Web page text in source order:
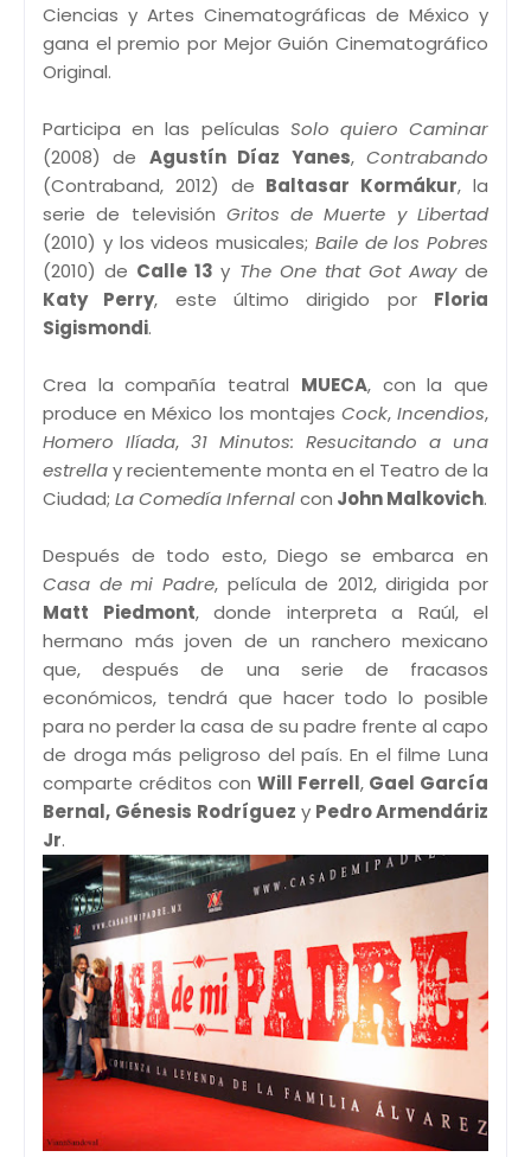
Ciencias y Artes Cinematográficas de México y
gana el premio por Mejor Guión Cinematográfico
Original.
Participa en las películas Solo quiero Caminar
(2008) de Agustín Díaz Yanes,Contrabando
(Contraband, 2012) de Baltasar Kormákur, la
serie de televisión Gritos de Muerte y Libertad
(2010) y los videos musicales; Baile de los Pobres
(2010) de Calle 13y The One that Got Awayde
Katy Perry, este último dirigido por Floria
Sigismondi.
Crea la compañía teatral MUECA, con la que
produce en México los montajes Cock,Incendios,
Homero Ilíada, 31 Minutos: Resucitando a una
estrellay recientemente monta en el Teatro de la
Ciudad; La Comedía Infernalcon John Malkovich.
Después de todo esto, Diego se embarca en
Casa de mi Padre, película de 2012, dirigida por
Matt Piedmont, donde interpreta a Raúl, el
hermano más joven de un ranchero mexicano
que, después de una serie de fracasos
económicos, tendrá que hacer todo lo posible
para no perder la casa de su padre frente al capo
de droga más peligroso del país. En el filme Luna
comparte créditos con Will Ferrell, Gael García
Bernal, Génesis Rodríguez y Pedro Armendáriz
Jr.